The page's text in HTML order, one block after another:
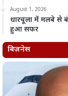
August 1, 2026
धारचूला में मलबे से
हुआ सफर
बिज़नेस